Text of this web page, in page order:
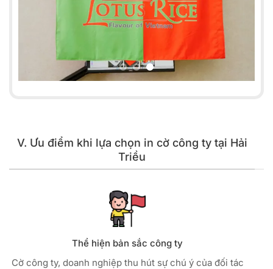
V. Ưu điểm khi lựa chọn in cờ công ty tại Hải
Triều
Thể hiện bản sắc công ty
Cờ công ty, doanh nghiệp thu hút sự chú ý của đối tác